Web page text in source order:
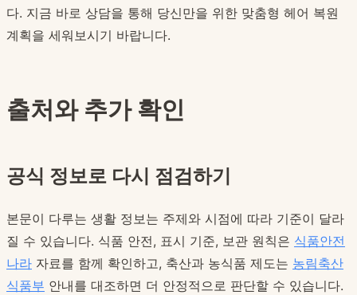
다. 지금 바로 상담을 통해 당신만을 위한 맞춤형 헤어 복원
계획을 세워보시기 바랍니다.
출처와 추가 확인
공식 정보로 다시 점검하기
본문이 다루는 생활 정보는 주제와 시점에 따라 기준이 달라
질 수 있습니다. 식품 안전, 표시 기준, 보관 원칙은 식품안전
나라 자료를 함께 확인하고, 축산과 농식품 제도는 농림축산
식품부 안내를 대조하면 더 안정적으로 판단할 수 있습니다.